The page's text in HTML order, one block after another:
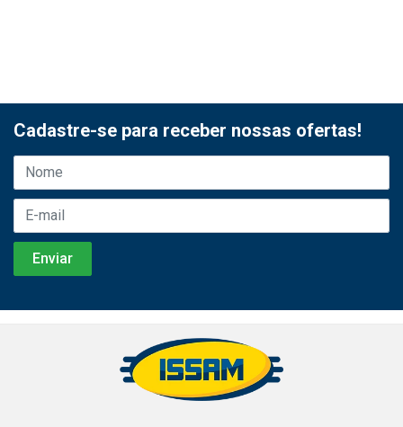
Cadastre-se para receber nossas ofertas!